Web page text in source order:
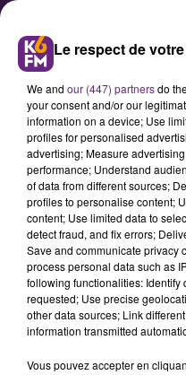
« La misère
Lioret
d'abrogation
pour soins
Le respect de
We and our (447) partnersdo
your consent and/or our
information on a device; Use
profiles for personalised
advertising; Measure
performance; Understand
of data from different sources;
profiles to personalise content;
content; Use limited data to
detect fraud, and fix errors;
Save and communicate privacy
process personal data such as
following functionalities:
requested; Use precise
other data sources; Link
information transmitted
Vous pouvez accepter en